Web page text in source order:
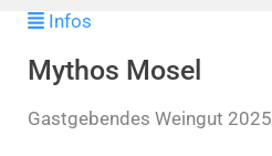
Infos
Mythos Mosel
Gastgebendes Weingut 2025